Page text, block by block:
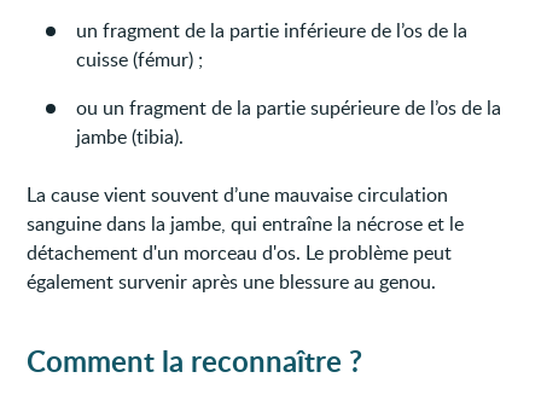
un fragment de la partie inférieure de l’os de la
cuisse (fémur) ;
ou un fragment de la partie supérieure de l’os de la
jambe (tibia).
La cause vient souvent d’une mauvaise circulation
sanguine dans la jambe, qui entraîne la nécrose et le
détachement d'un morceau d'os. Le problème peut
également survenir après une blessure au genou.
Comment la reconnaître ?